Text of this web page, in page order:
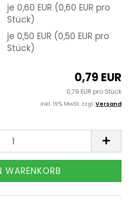
je 0,60 EUR (0,60 EUR pro
Stück)
je 0,50 EUR (0,50 EUR pro
Stück)
0,79 EUR
0,79 EUR pro Stück
inkl. 19% MwSt. zzgl.Versand